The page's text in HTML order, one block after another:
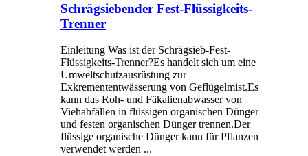
Schrägsiebender Fest-Flüssigkeits-
Trenner
Einleitung Was ist der Schrägsieb-Fest-
Flüssigkeits-Trenner?Es handelt sich um eine
Umweltschutzausrüstung zur
Exkremententwässerung von Geflügelmist.Es
kann das Roh- und Fäkalienabwasser von
Viehabfällen in flüssigen organischen Dünger
und festen organischen Dünger trennen.Der
flüssige organische Dünger kann für Pflanzen
verwendet werden ...